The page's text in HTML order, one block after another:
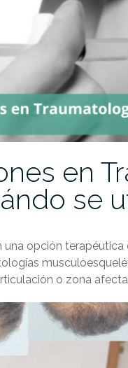
en
se
una opción
o zona